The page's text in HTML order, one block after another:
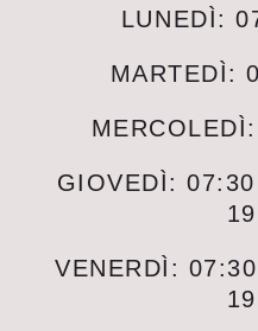
LUNEDÌ:
MARTEDÌ:
GIOVEDÌ:
VENERDÌ: